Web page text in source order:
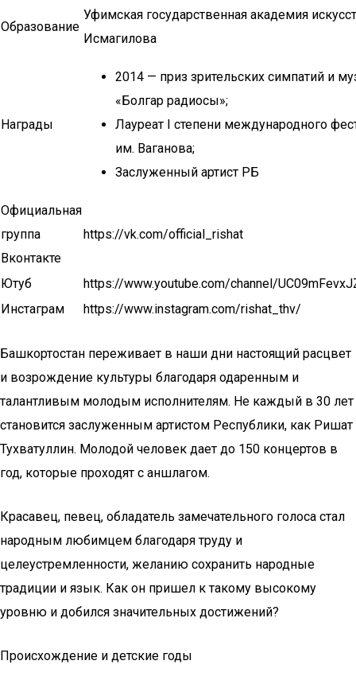
Образование
Уфимская государственная академия
Исмагилова
Награды
2014 — приз зрительских симпатий и
«Болгар радиосы»;
Лауреат I степени международного
им. Ваганова;
Заслуженный артист РБ
Официальная
группа
Вконтакте
https://vk.com/official_rishat
Ютуб
https://www.youtube.com/channel/
Инстаграм
https://www.instagram.com/rishat_thv/
Башкортостан переживает в наши дни настоящий расцвет
и возрождение культуры благодаря одаренным и
талантливым молодым исполнителям. Не каждый в 30 лет
становится заслуженным артистом Республики, как Ришат
Тухватуллин. Молодой человек дает до 150 концертов в
год, которые проходят с аншлагом.
Красавец, певец, обладатель замечательного голоса стал
народным любимцем благодаря труду и
целеустремленности, желанию сохранить народные
традиции и язык. Как он пришел к такому высокому
уровню и добился значительных достижений?
Происхождение и детские годы